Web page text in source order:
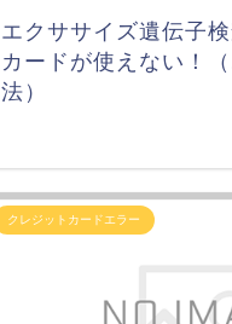
エクササイズ遺伝子
カードが使えない！
法）
クレジットカードエラー